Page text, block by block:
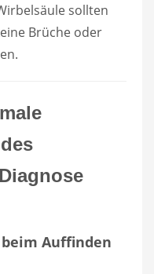
sollten
Brüche oder
Auffinden